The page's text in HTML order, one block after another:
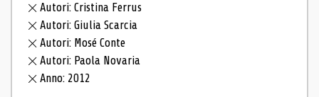
Autori: Cristina Ferrus
Autori: Giulia Scarcia
Autori: Mosé Conte
Autori: Paola Novaria
Anno: 2012